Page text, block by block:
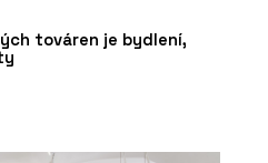
továren je bydlení,